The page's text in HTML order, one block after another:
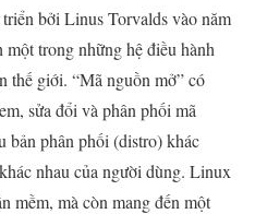
bởi Linus Torvalds vào năm
trong những hệ điều hành
thế giới. “Mã nguồn mở” có
sửa đổi và phân phối mã
bản phân phối (distro) khác
nhau của người dùng. Linux
mềm, mà còn mang đến một